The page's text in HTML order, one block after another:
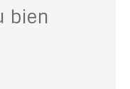
bien